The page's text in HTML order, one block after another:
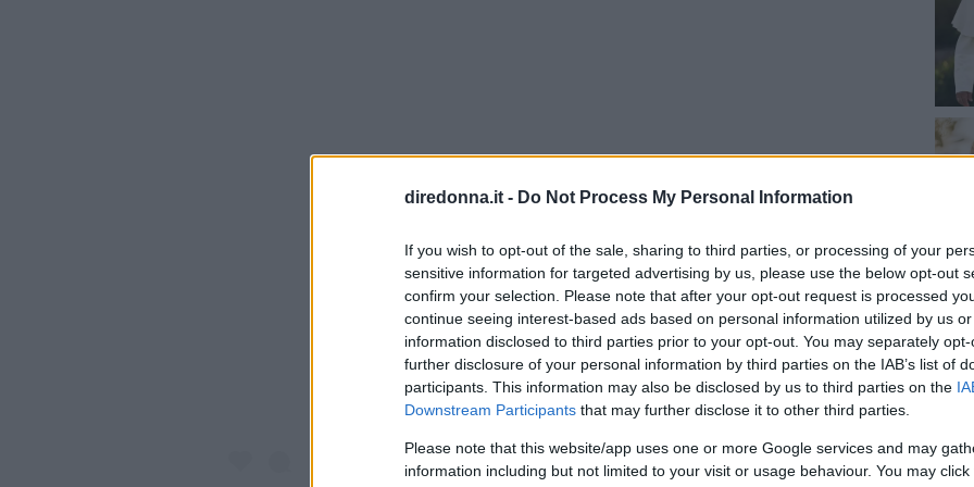
diredonna.it - Do Not Process My Personal Information
If you wish to opt-out of the sale, sharing to third parties, or processing of your
sensitive information for targeted advertising by us, please use the below opt-out
confirm your selection. Please note that after your opt-out request is processed
continue seeing interest-based ads based on personal information utilized by us
information disclosed to third parties prior to your opt-out. You may separately
further disclosure of your personal information by third parties on the IAB’s list of
participants. This information may also be disclosed by us to third parties on the
Downstream Participants that may further disclose it to other third parties.
Please note that this website/app uses one or more Google services and may
information including but not limited to your visit or usage behaviour. You may
Visualizza questo post su Instagram